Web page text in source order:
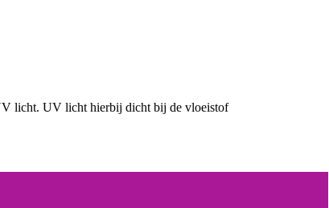
licht. UV licht hierbij dicht bij de vloeistof